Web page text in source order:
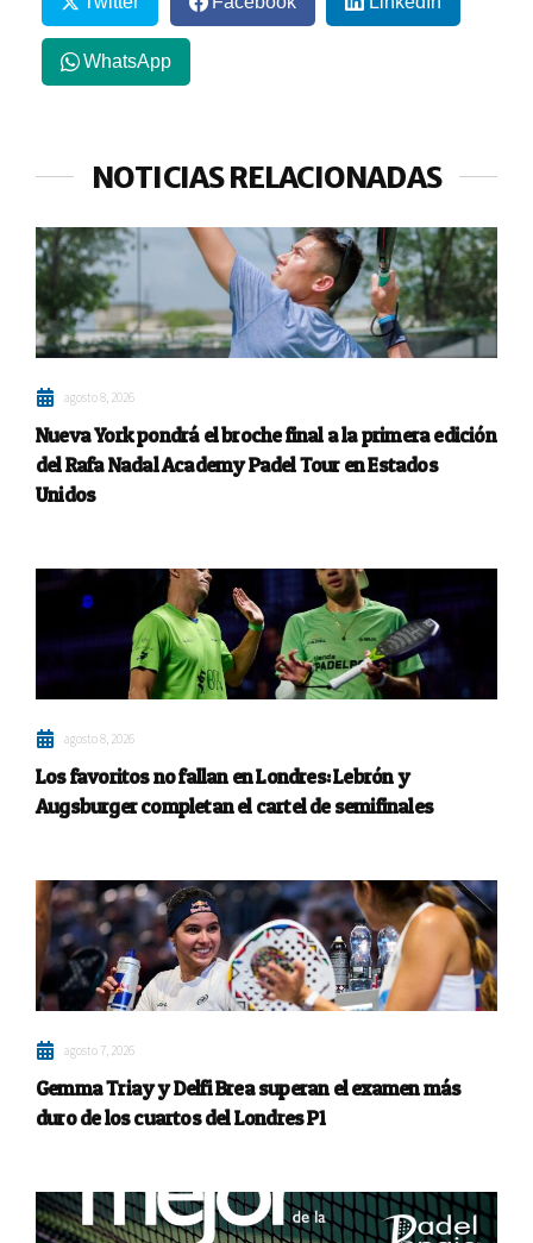
WhatsApp
NOTICIAS RELACIONADAS
agosto 8, 2026
Nueva York pondrá el broche final a la primera edición
del Rafa Nadal Academy Padel Tour en Estados
Unidos
agosto 8, 2026
Los favoritos no fallan en Londres: Lebrón y
Augsburger completan el cartel de semifinales
agosto 7, 2026
Gemma Triay y Delfi Brea superan el examen más
duro de los cuartos del Londres P1